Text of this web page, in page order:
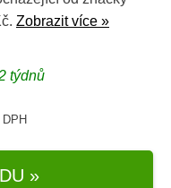
Zobrazit více »
týdnů
»